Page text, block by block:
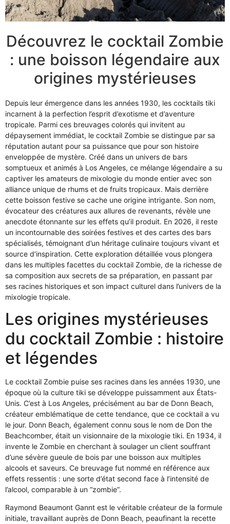
Découvrez le cocktail Zombie
: une boisson légendaire aux
origines mystérieuses
Depuis leur émergence dans les années 1930, les cocktails tiki
incarnent à la perfection l’esprit d’exotisme et d’aventure
tropicale. Parmi ces breuvages colorés qui invitent au
dépaysement immédiat, le cocktail Zombie se distingue par sa
réputation autant pour sa puissance que pour son histoire
enveloppée de mystère. Créé dans un univers de bars
somptueux et animés à Los Angeles, ce mélange légendaire a su
captiver les amateurs de mixologie du monde entier avec son
alliance unique de rhums et de fruits tropicaux. Mais derrière
cette boisson festive se cache une origine intrigante. Son nom,
évocateur des créatures aux allures de revenants, révèle une
anecdote étonnante sur les effets qu’il produit. En 2026, il reste
un incontournable des soirées festives et des cartes des bars
spécialisés, témoignant d’un héritage culinaire toujours vivant et
source d’inspiration. Cette exploration détaillée vous plongera
dans les multiples facettes du cocktail Zombie, de la richesse de
sa composition aux secrets de sa préparation, en passant par
ses racines historiques et son impact culturel dans l’univers de la
mixologie tropicale.
Les origines mystérieuses
du cocktail Zombie : histoire
et légendes
Le cocktail Zombie puise ses racines dans les années 1930, une
époque où la culture tiki se développe puissamment aux États-
Unis. C’est à Los Angeles, précisément au bar de Donn Beach,
créateur emblématique de cette tendance, que ce cocktail a vu
le jour. Donn Beach, également connu sous le nom de Don the
Beachcomber, était un visionnaire de la mixologie tiki. En 1934, il
invente le Zombie en cherchant à soulager un client souffrant
d’une sévère gueule de bois par une boisson aux multiples
alcools et saveurs. Ce breuvage fut nommé en référence aux
effets ressentis : une sorte d’état second face à l’intensité de
l’alcool, comparable à un “zombie”.
Raymond Beaumont Gannt est le véritable créateur de la formule
initiale, travaillant auprès de Donn Beach, peaufinant la recette